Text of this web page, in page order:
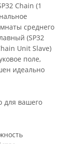
Chain (1
среднего
(SP32
Unit Slave)
поле,
идеально
для вашего